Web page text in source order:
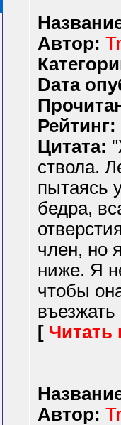
Автор:
Dата
Рейтинг:
Цитата:
ствола.
пытаясь
бедра,
член, но
ниже. Я
чтобы
[ Читать
Автор: